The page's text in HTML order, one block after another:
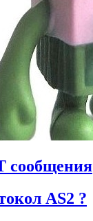
сообщения
AS2 ?